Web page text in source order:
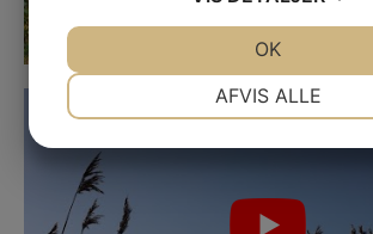
AFVIS ALLE
OK